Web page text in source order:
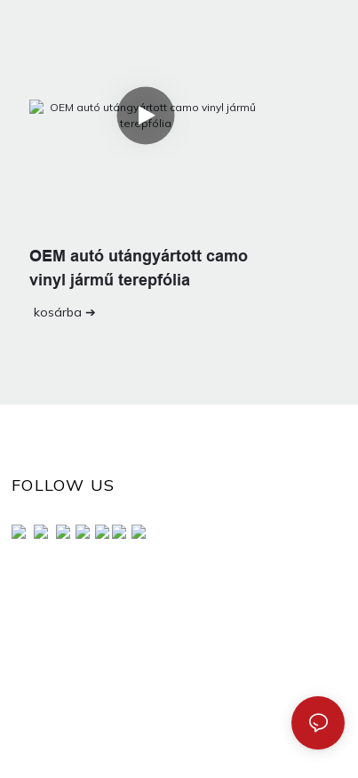
OEM autó utángyártott camo
vinyl jármű terepfólia
kosárba ➔
FOLLOW US